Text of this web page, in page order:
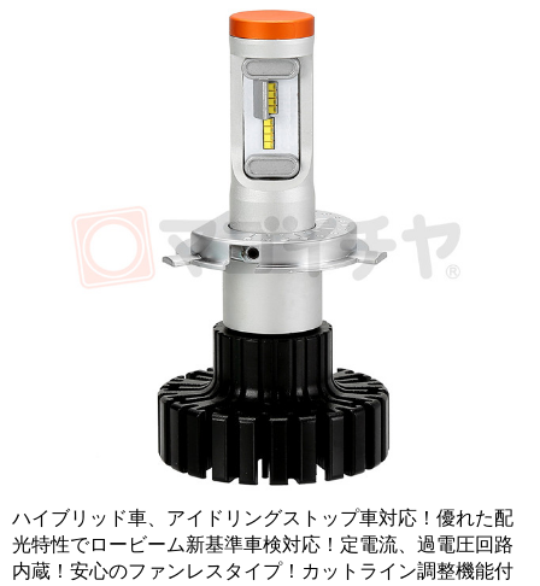
ハイブリッド車、アイドリングストップ車対応！優れた配
光特性でロービーム新基準車検対応！定電流、過電圧回路
内蔵！安心のファンレスタイプ！カットライン調整機能付